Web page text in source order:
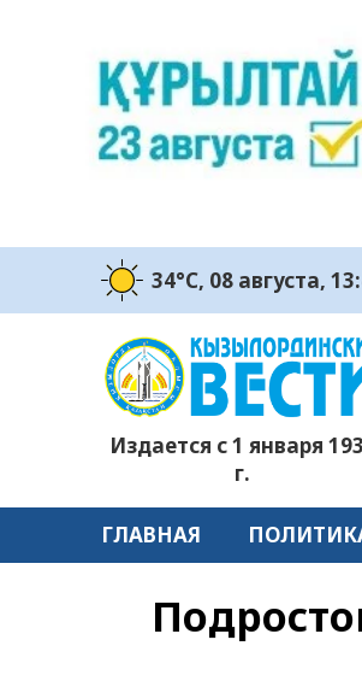
34°C, 08 августа,
Издается с 1 января
г.
ГЛАВНАЯ